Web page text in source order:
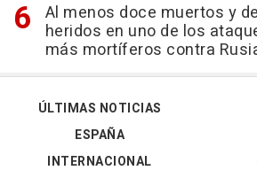
Al menos doce muertos y
heridos en uno de los
más mortíferos contra
ÚLTIMAS NOTICIAS
ESPAÑA
INTERNACIONAL